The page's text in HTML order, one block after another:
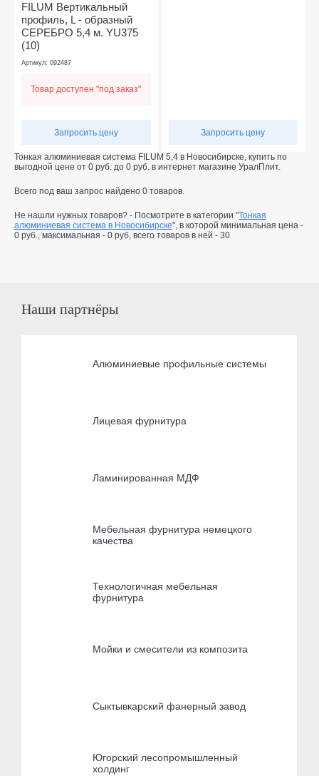
FILUM Вертикальный
профиль, L - образный
СЕРЕБРО 5,4 м. YU375
(10)
Артикул: 092487
Товар доступен "под заказ"
Запросить цену Запросить цену
Тонкая алюминиевая система FILUM 5,4 в Новосибирске, купить по
выгодной цене от 0 руб. до 0 руб. в интернет магазине УралПлит.
Всего под ваш запрос найдено 0 товаров.
Не нашли нужных товаров? - Посмотрите в категории "Тонкая
алюминиевая система в Новосибирске", в которой минимальная цена -
0 руб., максимальная - 0 руб, всего товаров в ней - 30
Наши партнёры
Алюминиевые профильные системы
Лицевая фурнитура
Ламинированная МДФ
Мебельная фурнитура немецкого
качества
Технологичная мебельная
фурнитура
Мойки и смесители из композита
Сыктывкарский фанерный завод
Югорский лесопромышленный
холдинг